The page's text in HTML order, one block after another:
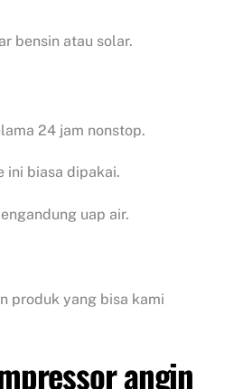
bensin atau solar.
24 jam nonstop.
ini biasa dipakai.
uap air.
produk yang bisa kami
angin